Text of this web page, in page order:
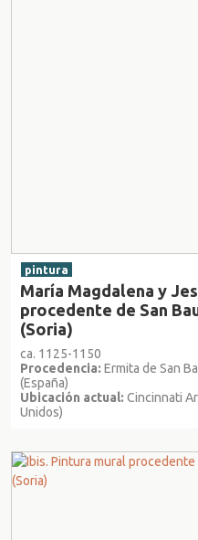
pintura
María Magdalena y
procedente de San
(Soria)
ca. 1125-1150
Procedencia: Ermita de San
(España)
Ubicación actual: Cincinnati
Unidos)